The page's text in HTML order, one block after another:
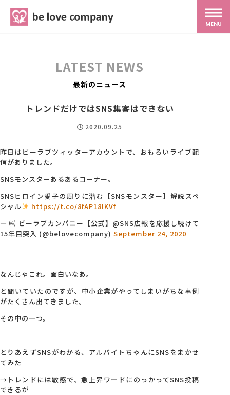
MENU
MG研修
スタッフ紹介
採用情報
お問い合わせ
LATEST NEWS
最新のニュース
トレンドだけではSNS集客はできない
2020.09.25
昨日はビーラブツィッターアカウントで、おもろいライブ配
信がありました。
SNSモンスターあるあるコーナー。
SNSヒロイン愛子の周りに潜む【SNSモンスター】解説スペ
シャル
https://t.co/8fAP18lKVf
— ㈱ ビーラブカンパニー【公式】@SNS広報を応援し続けて
15年目突入 (@belovecompany) September 24, 2020
なんじゃこれ。面白いなあ。
と聞いていたのですが、中小企業がやってしまいがちな事例
がたくさん出てきました。
その中の一つ。
とりあえずSNSがわかる、アルバイトちゃんにSNSをまかせ
てみた
→トレンドには敏感で、急上昇ワードにのっかってSNS投稿
できるが